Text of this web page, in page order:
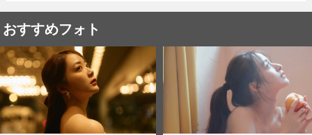
おすすめフォト